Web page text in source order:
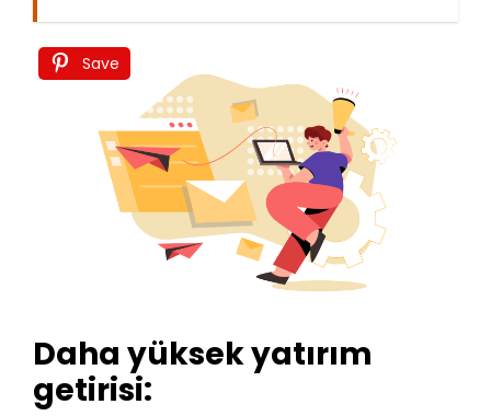
Save
Daha yüksek yatırım
getirisi: